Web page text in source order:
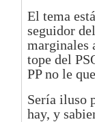
El tema
seguidor
marginales
tope del
PP no le
Sería iluso
hay, y